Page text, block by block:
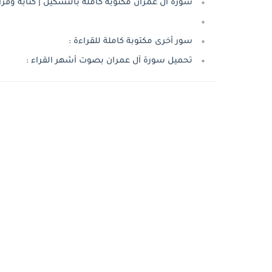
سورة آل عمران مكتوبة كاملة بالتشكيل | كتابة
سور أخرى مكتوبة كاملة للقراءة :
تحميل سورة آل عمران بصوت أشهر القراء :